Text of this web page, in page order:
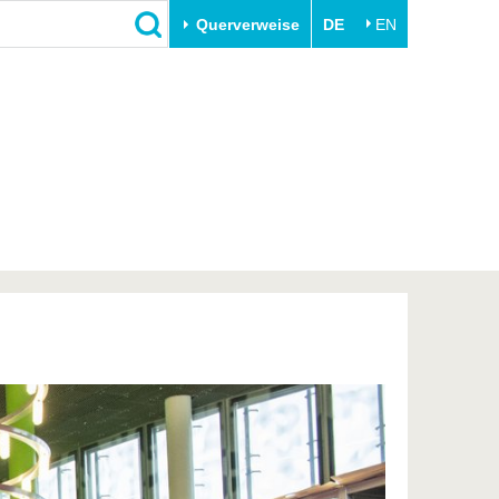
Querverweise DE EN
Innovative Transferprojekte
BTU & Region erleben